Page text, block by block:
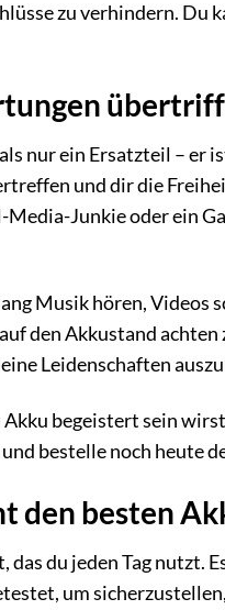
zu verhindern. Du
nur ein Ersatzteil – er
und dir die
Media-Junkie oder ein
Musik hören, Videos
den Akkustand
Leidenschaften
begeistert sein
bestelle noch heute
den besten
du jeden Tag nutzt.
um